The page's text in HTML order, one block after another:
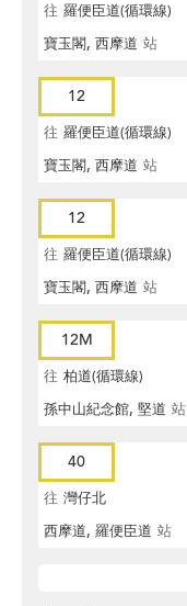
往 羅便臣道(循環線)
寶玉閣, 西摩道 站
12
往 羅便臣道(循環線)
寶玉閣, 西摩道 站
12
往 羅便臣道(循環線)
寶玉閣, 西摩道 站
12M
往 柏道(循環線)
孫中山紀念館, 堅道 站
40
往 灣仔北
西摩道, 羅便臣道 站